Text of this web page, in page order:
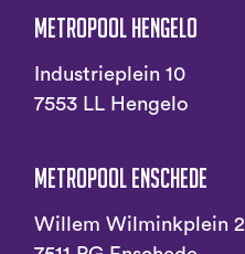
Metropool Hengelo
Industrieplein 10
7553 LL Hengelo
Metropool Enschede
Willem Wilminkplein 2